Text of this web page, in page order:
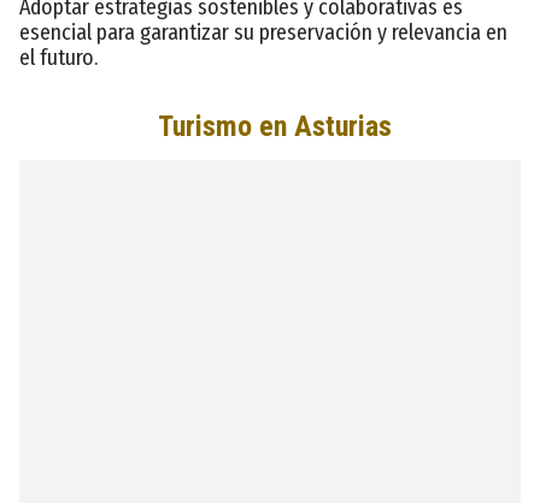
Adoptar estrategias sostenibles y colaborativas es
esencial para garantizar su preservación y relevancia en
el futuro.